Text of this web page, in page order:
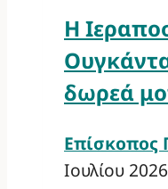
Η
δωρεά
Επίσκοπος
Ιουλίου 2026